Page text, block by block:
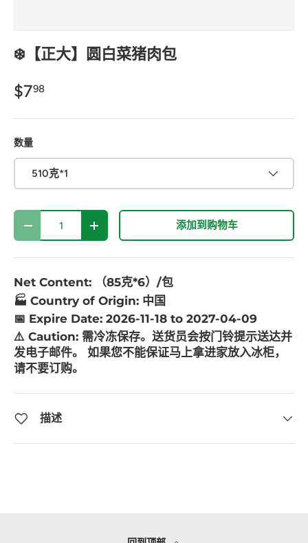
❄️【正大】圆白菜猪肉包
$798
数量
510克*1
数量
- + 添加到购物车
Net Content: （85克*6）/包
🏭 Country of Origin: 中国
📅 Expire Date: 2026-11-18 to 2027-04-09
⚠️ Caution: 需冷冻保存。送货员会按门铃提示送达并
发电子邮件。 如果您不能保证马上拿进家放入冰柜，
请不要订购。
描述